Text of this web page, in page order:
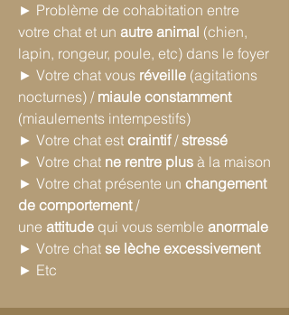
► Problème de cohabitation entre
votre chat et un autre animal (chien,
lapin, rongeur, poule, etc) dans le foyer
► Votre chat vous réveille (agitations
nocturnes) / miaule constamment
(miaulements intempestifs)
► Votre chat est craintif/stressé
► Votre chat ne rentre plus à la maison
► Votre chat présente un changement
de comportement/
une attitude qui vous semble anormale
► Votre chat se lèche excessivement
► Etc